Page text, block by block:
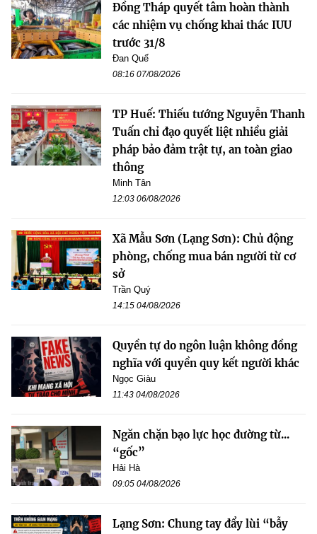
Đồng Tháp quyết tâm hoàn thành
các nhiệm vụ chống khai thác IUU
trước 31/8
Đan Quế
08:16 07/08/2026
TP Huế: Thiếu tướng Nguyễn Thanh
Tuấn chỉ đạo quyết liệt nhiều giải
pháp bảo đảm trật tự, an toàn giao
thông
Minh Tân
12:03 06/08/2026
Xã Mẫu Sơn (Lạng Sơn): Chủ động
phòng, chống mua bán người từ cơ
sở
Trần Quý
14:15 04/08/2026
Quyền tự do ngôn luận không đồng
nghĩa với quyền quy kết người khác
Ngọc Giàu
11:43 04/08/2026
Ngăn chặn bạo lực học đường từ...
“gốc”
Hải Hà
09:05 04/08/2026
Lạng Sơn: Chung tay đẩy lùi “bẫy